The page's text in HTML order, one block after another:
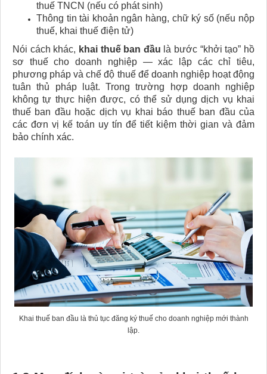
thuế TNCN (nếu có phát sinh)
Thông tin tài khoản ngân hàng, chữ ký số (nếu nộp
thuế, khai thuế điện tử)
Nói cách khác, khai thuế ban đầu là bước “khởi tạo” hồ
sơ thuế cho doanh nghiệp — xác lập các chỉ tiêu,
phương pháp và chế độ thuế để doanh nghiệp hoạt động
tuân thủ pháp luật. Trong trường hợp doanh nghiệp
không tự thực hiện được, có thể sử dụng dịch vụ khai
thuế ban đầu hoặc dịch vụ khai báo thuế ban đầu của
các đơn vị kế toán uy tín để tiết kiệm thời gian và đảm
bảo chính xác.
Khai thuế ban đầu là thủ tục đăng ký thuế cho doanh nghiệp mới thành
lập.